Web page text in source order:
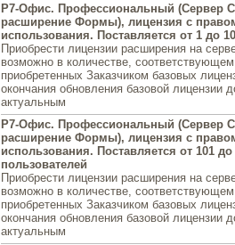
Р7-Офис. Профессиональный (Сервер
расширение Формы), лицензия с
использования. Поставляется от 1 до
Приобрести лицензии расширения на
возможно в количестве,
приобретенных Заказчиком базовых
окончания обновления базовой лицензии
актуальным
Р7-Офис. Профессиональный (Сервер
расширение Формы), лицензия с
использования. Поставляется от 101 до
пользователей
Приобрести лицензии расширения на
возможно в количестве,
приобретенных Заказчиком базовых
окончания обновления базовой лицензии
актуальным